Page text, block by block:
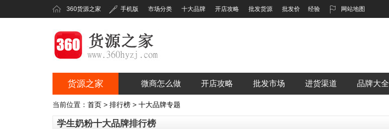
360货源之家 手机版 市场分类 十大品牌 开店攻略 批发货源 批发价 经验 网站地图
360货源之家
货源之家 微商怎么做 开店攻略 批发市场 进货渠道 品牌大全
当前位置： 首页> 排行榜> 十大品牌专题
学生奶粉十大品牌排行榜